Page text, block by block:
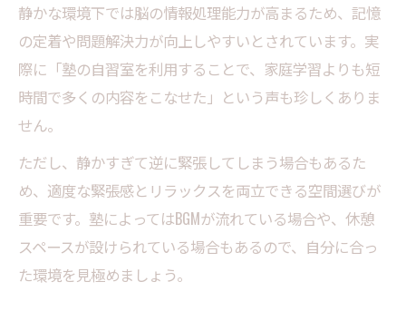
点
勉強効率が上がる環境作りのポイント
自習室スペース完備の塾で学習効率を高め
る工夫
響
自習室スペースで実践したい習慣
自習室スペース完備塾の環境整備ポイント
塾自習環境を使った目標管理のコツ
静かな環境下では脳の情報処理能力が高まるため、記憶
の定着や問題解決力が向上しやすいとされています。実
際に「塾の自習室を利用することで、家庭学習よりも短
時間で多くの内容をこなせた」という声も珍しくありま
せん。
ただし、静かすぎて逆に緊張してしまう場合もあるた
め、適度な緊張感とリラックスを両立できる空間選びが
重要です。塾によってはBGMが流れている場合や、休憩
スペースが設けられている場合もあるので、自分に合っ
た環境を見極めましょう。